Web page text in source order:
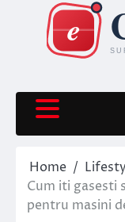
content
Home
Cum iti gasesti
pentru masini